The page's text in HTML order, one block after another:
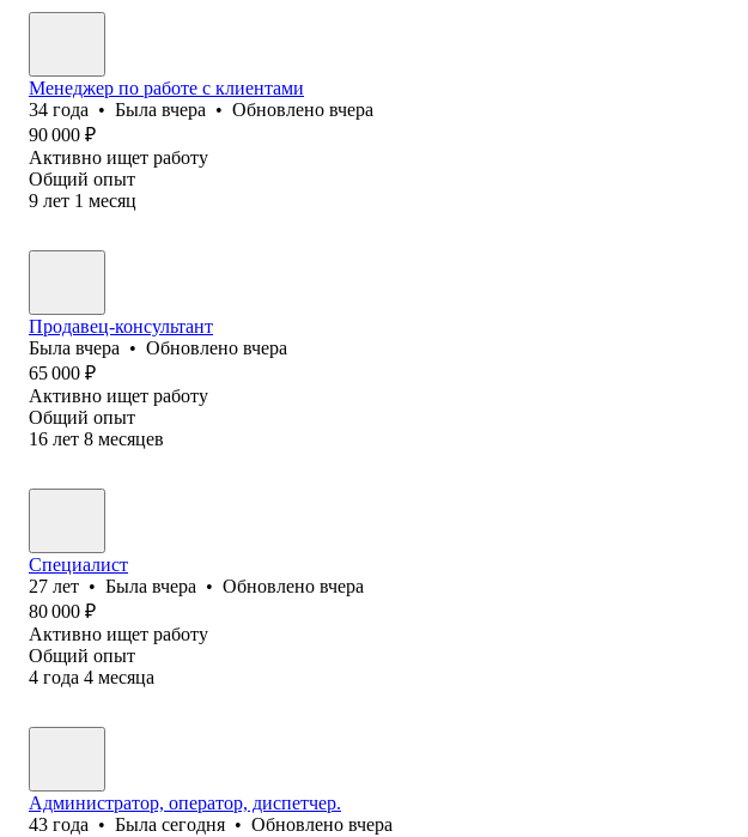
Менеджер по работе с клиентами
34 года • Была вчера • Обновлено вчера
90 000 ₽
Активно ищет работу
Общий опыт
9 лет 1 месяц
Продавец-консультант
Была вчера • Обновлено вчера
65 000 ₽
Активно ищет работу
Общий опыт
16 лет 8 месяцев
Специалист
27 лет • Была вчера • Обновлено вчера
80 000 ₽
Активно ищет работу
Общий опыт
4 года 4 месяца
Администратор, оператор, диспетчер.
43 года • Была сегодня • Обновлено вчера